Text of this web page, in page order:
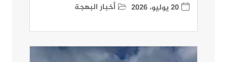
20 يوليو، 2026 أخبار البهجة